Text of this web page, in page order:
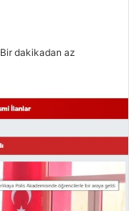
Bir dakikadan az